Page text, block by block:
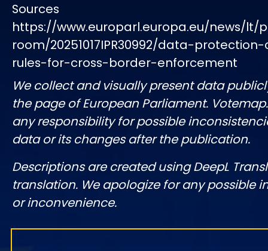
Sources
https://www.europarl.europa.eu/news/lt/
room/20251017IPR30992/data-
rules-for-cross-border-enforcement
We collect and visually present data
the page of European Parliament.
any responsibility for possible
data or its changes after the publication.
Descriptions are created using DeepL
translation. We apologize for any possible
or inconvenience.